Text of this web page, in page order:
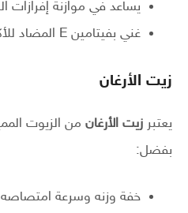
يساعد في موازنة إفرازات
غني بفيتامين E المضاد للأكسدة
زيت الأرغان
يعتبر زيت الأرغان من الزيوت
بفضل:
خفة وزنه وسرعة امتصاصه